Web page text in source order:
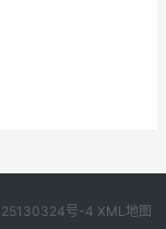
号-4 XML地图